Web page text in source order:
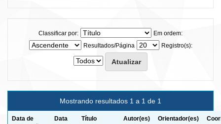
Classificar por:
Em ordem:
Resultados/Página
Registro(s):
Mostrando resultados 1 a 1 de 1
Data de
Data
Título Autor(es) Orientador(es)